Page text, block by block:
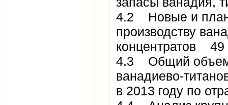
4.2 Новые и
производству
концентратов 49
4.3 Общий объем
ванадиево-
в 2013 году по